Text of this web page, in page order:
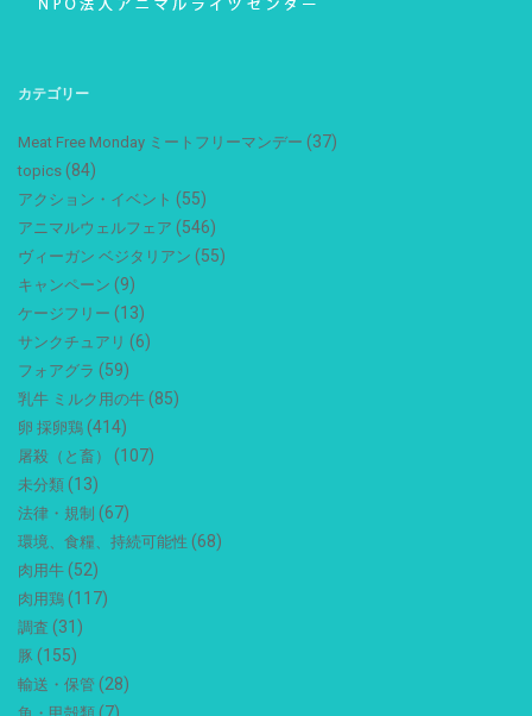
カテゴリー
Meat Free Monday ミートフリーマンデー (37)
topics (84)
アクション・イベント (55)
アニマルウェルフェア (546)
ヴィーガン ベジタリアン (55)
キャンペーン (9)
ケージフリー (13)
サンクチュアリ (6)
フォアグラ (59)
乳牛 ミルク用の牛 (85)
卵 採卵鶏 (414)
屠殺（と畜） (107)
未分類 (13)
法律・規制 (67)
環境、食糧、持続可能性 (68)
肉用牛 (52)
肉用鶏 (117)
調査 (31)
豚 (155)
輸送・保管 (28)